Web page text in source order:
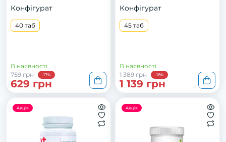
Конфігурат
40 таб
В наявності
759 грн
-17%
629 грн
собак та котів, 45 капс.
Конфігурат
45 таб
В наявності
1 389 грн
-18%
1 139 грн
Акція Акція